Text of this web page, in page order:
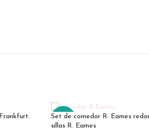
-15%
Set de comedor R. Eames
sillas R. Eames